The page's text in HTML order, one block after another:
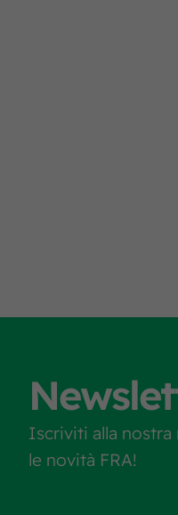
Iscriviti alla
le novità FRA!